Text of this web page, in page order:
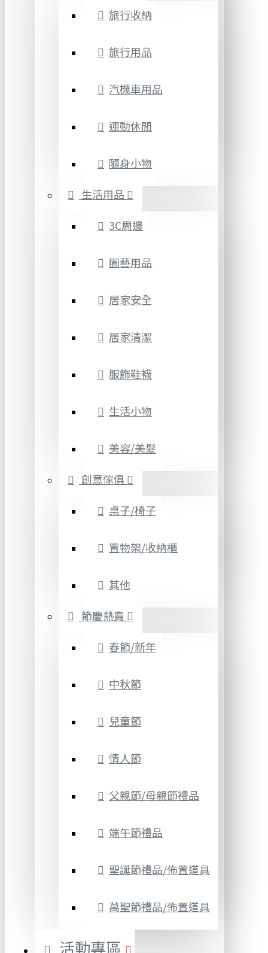
旅行收納
旅行用品
汽機車用品
運動休閒
隨身小物
生活用品
3C周邊
園藝用品
居家安全
居家清潔
服飾鞋襪
生活小物
美容/美髮
創意傢俱
桌子/椅子
置物架/收納櫃
其他
節慶熱賣
春節/新年
中秋節
兒童節
情人節
父親節/母親節禮品
端午節禮品
聖誕節禮品/佈置道具
萬聖節禮品/佈置道具
活動專區